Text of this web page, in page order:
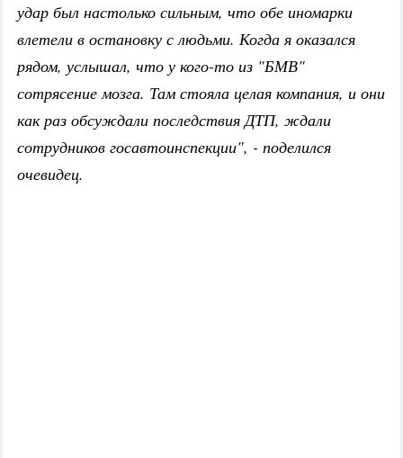
удар был настолько сильным, что обе иномарки
влетели в остановку с людьми. Когда я оказался
рядом, услышал, что у кого-то из "БМВ"
сотрясение мозга. Там стояла целая компания, и они
как раз обсуждали последствия ДТП, ждали
сотрудников госавтоинспекции", - поделился
очевидец.